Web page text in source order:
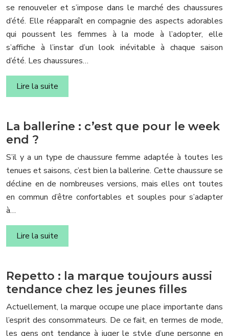
se renouveler et s’impose dans le marché des chaussures
d’été. Elle réapparaît en compagnie des aspects adorables
qui poussent les femmes à la mode à l’adopter, elle
s’affiche à l’instar d’un look inévitable à chaque saison
d’été. Les chaussures…
Lire la suite
La ballerine : c’est que pour le week
end ?
S’il y a un type de chaussure femme adaptée à toutes les
tenues et saisons, c’est bien la ballerine. Cette chaussure se
décline en de nombreuses versions, mais elles ont toutes
en commun d’être confortables et souples pour s’adapter
à…
Lire la suite
Repetto : la marque toujours aussi
tendance chez les jeunes filles
Actuellement, la marque occupe une place importante dans
l’esprit des consommateurs. De ce fait, en termes de mode,
les gens ont tendance à juger le style d’une personne en